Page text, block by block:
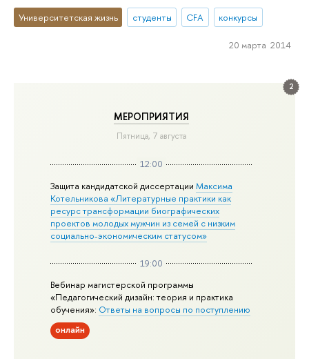
2
МЕРОПРИЯТИЯ
Пятница, 7 августа
12:00
Защита кандидатской диссертацииМаксима
Котельникова «Литературные практики как
ресурс трансформации биографических
проектов молодых мужчин из семей с низким
социально-экономическим статусом»
19:00
Вебинар магистерской программы
«Педагогический дизайн: теория и практика
обучения»: Ответы на вопросы по поступлению
онлайн
Университетская жизнь студенты CFA конкурсы
20 марта 2014